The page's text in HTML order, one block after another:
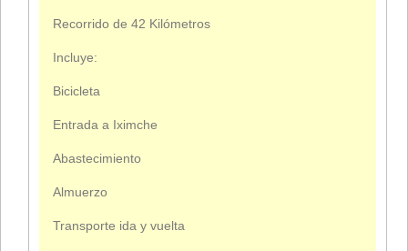
Recorrido de 42 Kilómetros
Incluye:
Bicicleta
Entrada a Iximche
Abastecimiento
Almuerzo
Transporte ida y vuelta